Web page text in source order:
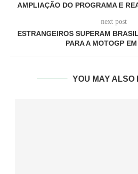
AMPLIAÇÃO DO PROGRAMA E
next post
ESTRANGEIROS SUPERAM
PARA A MOTOGP
YOU MAY ALSO